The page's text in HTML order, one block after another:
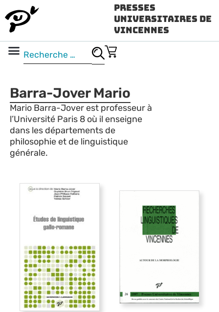
Presses
Universitaires de
Vincennes
Barra-Jover Mario
Mario Barra-Jover est professeur à
l’Université Paris 8 où il enseigne
dans les départements de
philosophie et de linguistique
générale.